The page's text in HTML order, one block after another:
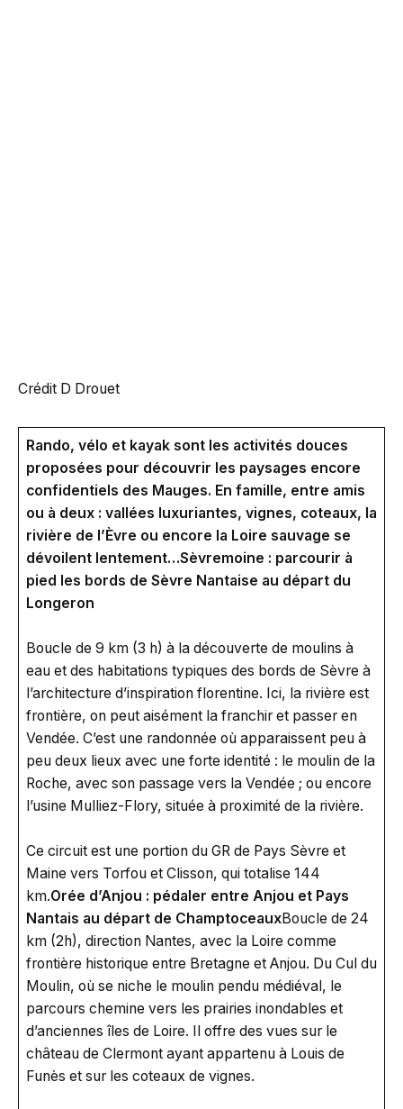
Crédit D Drouet
Rando, vélo et kayak sont les activités douces
proposées pour découvrir les paysages encore
confidentiels des Mauges. En famille, entre amis
ou à deux : vallées luxuriantes, vignes, coteaux, la
rivière de l’Èvre ou encore la Loire sauvage se
dévoilent lentement…Sèvremoine : parcourir à
pied les bords de Sèvre Nantaise au départ du
Longeron
Boucle de 9 km (3 h) à la découverte de moulins à
eau et des habitations typiques des bords de Sèvre à
l’architecture d’inspiration florentine. Ici, la rivière est
frontière, on peut aisément la franchir et passer en
Vendée. C’est une randonnée où apparaissent peu à
peu deux lieux avec une forte identité : le moulin de la
Roche, avec son passage vers la Vendée ; ou encore
l’usine Mulliez-Flory, située à proximité de la rivière.
Ce circuit est une portion du GR de Pays Sèvre et
Maine vers Torfou et Clisson, qui totalise 144
km.Orée d’Anjou : pédaler entre Anjou et Pays
Nantais au départ de ChamptoceauxBoucle de 24
km (2h), direction Nantes, avec la Loire comme
frontière historique entre Bretagne et Anjou. Du Cul du
Moulin, où se niche le moulin pendu médiéval, le
parcours chemine vers les prairies inondables et
d’anciennes îles de Loire. Il offre des vues sur le
château de Clermont ayant appartenu à Louis de
Funès et sur les coteaux de vignes.